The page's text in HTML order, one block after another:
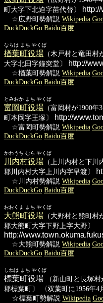
町大字下北迫字苗代替〕
☆広野町勢解説 Wikipedia
DuckDuckGo Baidu百度
ならは まち やくば
楢葉町役場 （木戸村と竜田
大字北田字鐘突堂〕
http://
☆楢葉町勢解説 Wikipedia
DuckDuckGo Baidu百度
とみおか まち やくば
富岡町役場 （富岡村が1900
町本岡字王塚〕
http://
☆富岡町勢解説 Wikipedia
DuckDuckGo Baidu百度
かわうち むら やくば
川内村役場 （上川内村と下
郡川内村大字上川内字早渡〕
☆川内村勢解説 Wikipedia
DuckDuckGo Baidu百度
おおくま まち やくば
大熊町役場 （大野村と熊町
郡大熊町大字下野上字大野〕
http://
☆大熊町勢解説 Wikipedia
DuckDuckGo Baidu百度
しねは まち やくば
標葉町役場 （新山町と長塚
郡標葉町〕 〈双葉町に1956年4
☆標葉町勢解説 Wikipedia